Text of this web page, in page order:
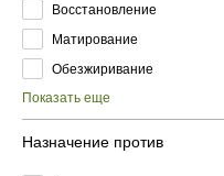
Восстановление
Матирование
Обезжиривание
Показать еще
Назначение против